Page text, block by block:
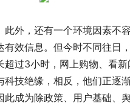
此外，还有一个环境因素不
有效信息。但今时不同往日
超过3小时，网上购物、看
科技绝缘，相反，他们正逐
此成为除政策、用户基础、